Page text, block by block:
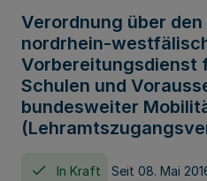
Verordnung über
nordrhein-
Vorbereitungsdienst
Schulen und
bundesweiter
In Kraft Seit 08. Mai